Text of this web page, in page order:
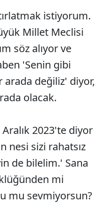
istiyorum.
Millet Meclisi
söz alıyor ve
'Senin gibi
değiliz' diyor,
olacak.
2023'te diyor
nesi sizi rahatsız
de bilelim.' Sana
mi
mu sevmiyorsun?